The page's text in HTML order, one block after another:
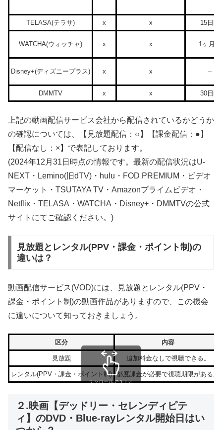
TELASA(テラサ) x x 15日間
WATCHA(ウォッチャ) x x 1ヶ月間
Disney+(ディズニープラス) x x –
DMMTV x x 30日間
上記の動画配信サービス会社から配信されているかどうか
の確認については、【見放題配信：○】【課金配信：●】
【配信なし：×】で表記しております。
(2024年12月31日時点の情報です。最新の配信状況はU-
NEXT・Lemino(旧dTV)・hulu・FOD PREMIUM・ビデオ
マーケット・TSUTAYA TV・Amazonプライムビデオ・
Netflix・TELASA・WATCHA・Disney+・DMMTVの公式
サイトにてご確認ください。)
見放題とレンタル(PPV・課金・ポイント制)の
違いは？
動画配信サービス(VOD)には、見放題とレンタル(PPV・
課金・ポイント制)の動画作品がありますので、この機会
に違いについて知っておきましょう。
区分 内容
見放題 追加料金なしで視聴できる。
レンタル(PPV・課金・ポイント制) 都度課金が必要で視聴期限がある。
スクロールできます
２.映画【デッドリー・セレンディピテ
ィ】のDVD・Blue-rayレンタル開始日はい